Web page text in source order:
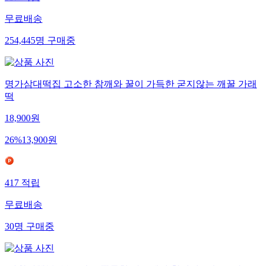
무료배송
254,445명구매중
명가삼대떡집 고소한 참깨와 꿀이 가득한 굳지않는 깨꿀 가래
떡
18,900원
26%13,900원
417적립
무료배송
30명구매중